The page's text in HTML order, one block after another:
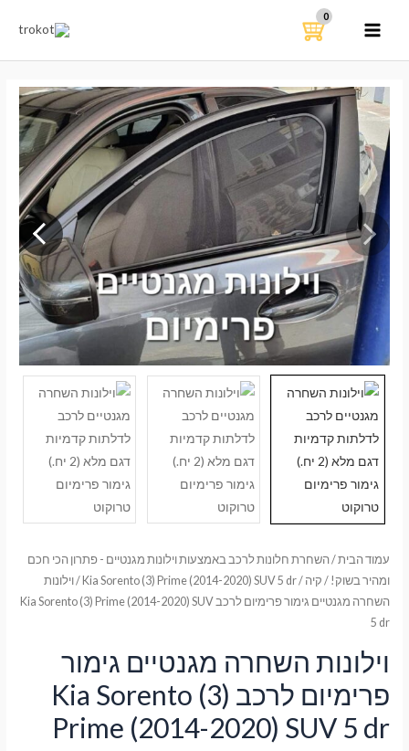
MAIN
עמוד הבית/השחרת חלונות לרכב באמצעות וילונות מגנטיים - פתרון הכי חכם
ומהיר בשוק! / קיה /
Kia Sorento (3) Prime (2014-2020) SUV 5 dr / וילונות
השחרה מגנטיים גימור פרימיום לרכב Kia Sorento (3) Prime (2014-2020) SUV
5 dr
וילונות השחרה מגנטיים גימור
פרימיום לרכב Kia Sorento (3)
Prime (2014-2020) SUV 5 dr